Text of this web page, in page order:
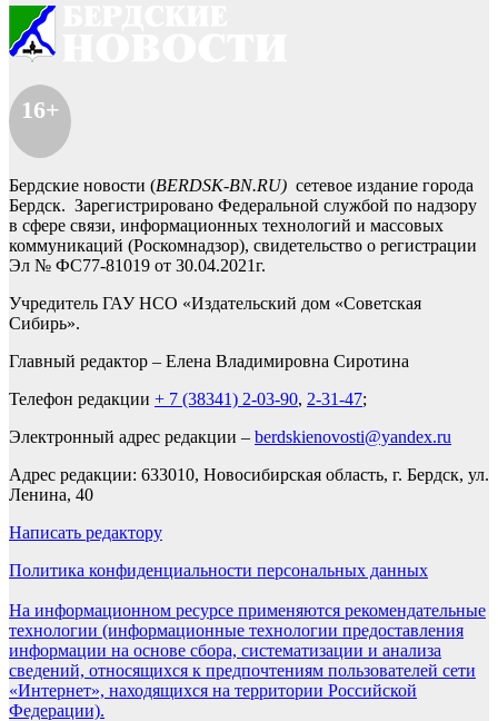
16+
Бердские новости (BERDSK-BN.RU) сетевое издание города
Бердск. Зарегистрировано Федеральной службой по надзору
в сфере связи, информационных технологий и массовых
коммуникаций (Роскомнадзор), свидетельство о регистрации
Эл № ФС77-81019 от 30.04.2021г.
Учредитель ГАУ НСО «Издательский дом «Советская
Сибирь».
Главный редактор – Елена Владимировна Сиротина
Телефон редакции + 7 (38341) 2-03-90, 2-31-47;
Электронный адрес редакции – berdskienovosti@yandex.ru
Адрес редакции: 633010, Новосибирская область, г. Бердск, ул.
Ленина, 40
Написать редактору
Политика конфиденциальности персональных данных
На информационном ресурсе применяются рекомендательные
технологии (информационные технологии предоставления
информации на основе сбора, систематизации и анализа
сведений, относящихся к предпочтениям пользователей сети
«Интернет», находящихся на территории Российской
Федерации).